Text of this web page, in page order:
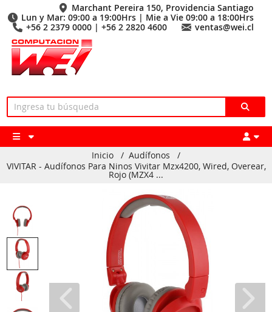
Marchant Pereira 150, Providencia Santiago
Lun y Mar: 09:00 a 19:00Hrs | Mie a Vie 09:00 a 18:00Hrs
+56 2 2379 0000 | +56 2 2820 4600
ventas@wei.cl
Inicio / Audífonos
/
VIVITAR - Audífonos Para Ninos Vivitar Mzx4200, Wired, Overear,
Rojo (MZX4 ...